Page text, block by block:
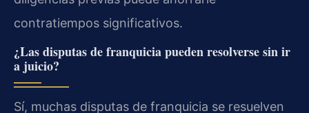
contratiempos significativos.
¿Las disputas de franquicia pueden resolverse sin ir
a juicio?
Sí, muchas disputas de franquicia se resuelven